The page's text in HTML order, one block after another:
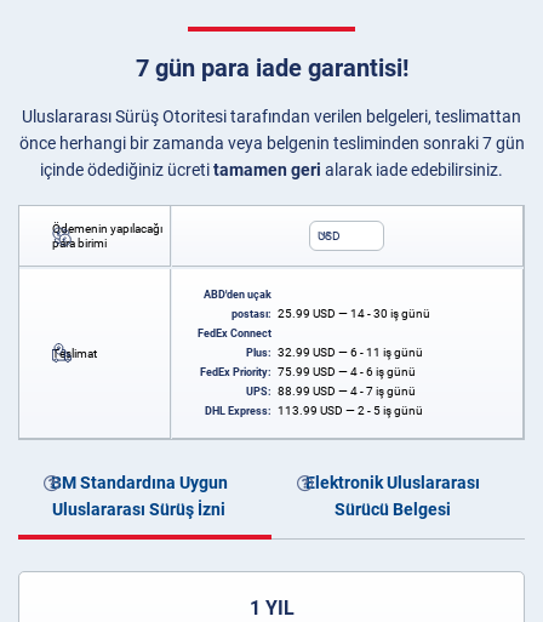
7 gün para iade garantisi!
Uluslararası Sürüş Otoritesi tarafından verilen belgeleri, teslimattan
önce herhangi bir zamanda veya belgenin tesliminden sonraki 7 gün
içinde ödediğiniz ücretitamamen geri alarak iade edebilirsiniz.
Ödemenin yapılacağı
para birimi
USD
Teslimat
ABD'den uçak
postası:
25.99 USD — 14 - 30 iş günü
FedEx Connect
Plus:
32.99 USD — 6 - 11 iş günü
FedEx Priority: 75.99 USD — 4 - 6 iş günü
UPS: 88.99 USD — 4 - 7 iş günü
DHL Express: 113.99 USD — 2 - 5 iş günü
BM Standardına Uygun
Uluslararası Sürüş İzni
Elektronik Uluslararası
Sürücü Belgesi
1 YIL